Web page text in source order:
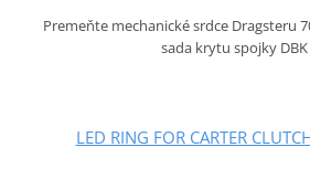
Premeňte mechanické srdce Dragsteru
sada krytu spojky
LED RING FOR CARTER